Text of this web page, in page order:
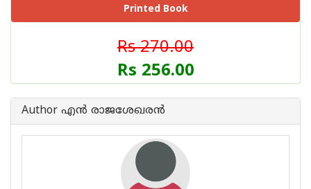
Printed Book
Rs 270.00
Rs 256.00
Author എന്‍ രാജശേഖരന്‍